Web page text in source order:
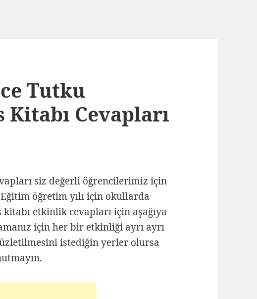
Tutku
Kitabı Cevapları
siz değerli öğrencilerimiz için
öğretim yılı için okullarda
etkinlik cevapları için aşağıya
için her bir etkinliği ayrı ayrı
istediğin yerler olursa